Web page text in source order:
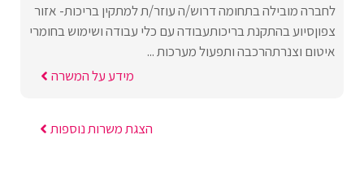
לחברה מובילה בתחומה דרוש/ה עוזר/ת למתקין בריכות- אזור
צפוןסיוע בהתקנת בריכותעבודה עם כלי עבודה ושימוש בחומרי
איטום וצנרתהרכבה ותפעול מערכות ...
מידע על המשרה
הצגת משרות נוספות